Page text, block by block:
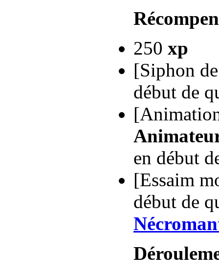
250 xp
[Siphon
début de
en début
[Essaim
début de